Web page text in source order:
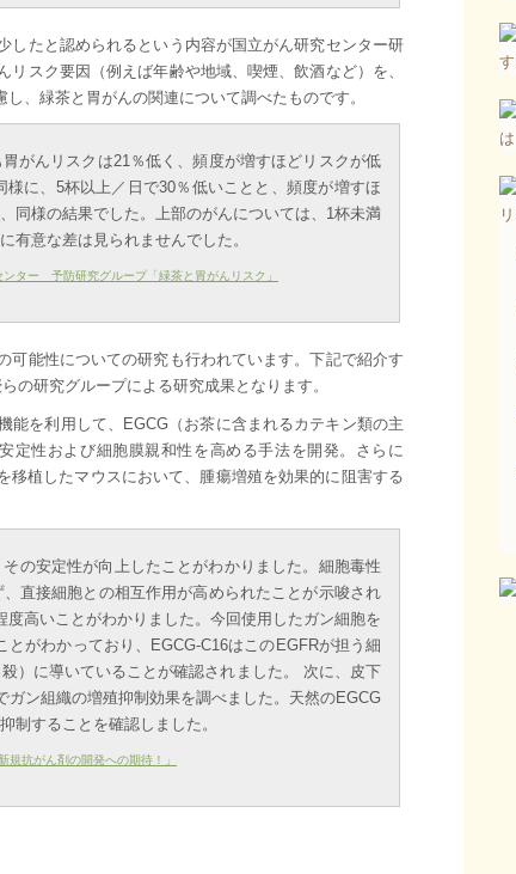
したと認められるという内容が国立がん研究センター研
スク要因（例えば年齢や地域、喫煙、飲酒など）を、
、緑茶と胃がんの関連について調べたものです。
がんリスクは21％低く、頻度が増すほどリスクが低
に、5杯以上／日で30％低いことと、頻度が増すほ
同様の結果でした。上部のがんについては、1杯未満
有意な差は見られませんでした。
ター 予防研究グループ「緑茶と胃がんリスク」
可能性についての研究も行われています。下記で紹介す
研究グループによる研究成果となります。
能を利用して、EGCG（お茶に含まれるカテキン類の主
定性および細胞膜親和性を高める手法を開発。さらに
植したマウスにおいて、腫瘍増殖を効果的に阻害する
の安定性が向上したことがわかりました。細胞毒性
直接細胞との相互作用が高められたことが示唆され
高いことがわかりました。今回使用したガン細胞を
がわかっており、EGCG-C16はこのEGFRが担う細
）に導いていることが確認されました。 次に、皮下
ン組織の増殖抑制効果を調べました。天然のEGCG
制することを確認しました。
規抗がん剤の開発への期待！」